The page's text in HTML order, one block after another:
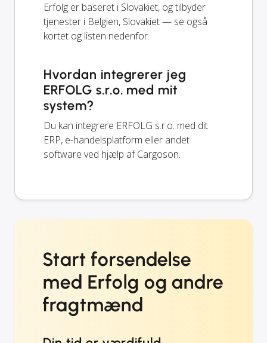
Erfolg er baseret i Slovakiet, og tilbyder
tjenester i Belgien, Slovakiet — se også
kortet og listen nedenfor.
Hvordan integrerer jeg
ERFOLG s.r.o. med mit
system?
Du kan integrere ERFOLG s.r.o. med dit
ERP, e-handelsplatform eller andet
software ved hjælp af Cargoson.
Start forsendelse
med Erfolg og andre
fragtmænd